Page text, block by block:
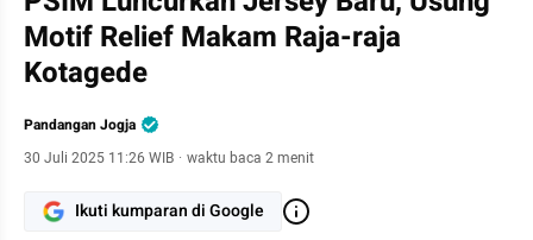
Motif Relief Makam Raja-raja
Kotagede
Pandangan Jogja
30 Juli 2025 11:26 WIB · waktu baca 2 menit
Ikuti kumparan di Google